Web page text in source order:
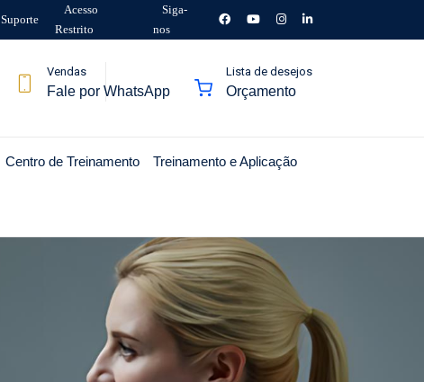
Suporte
Acesso
Restrito
Siga-
nos
Vendas
Fale por WhatsApp
Lista de desejos
Orçamento
Centro de Treinamento Treinamento e Aplicação